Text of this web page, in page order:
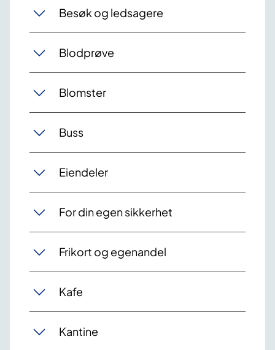
Besøk og ledsagere
Blodprøve
Blomster
Buss
Eiendeler
For din egen sikkerhet
Frikort og egenandel
Kafe
Kantine